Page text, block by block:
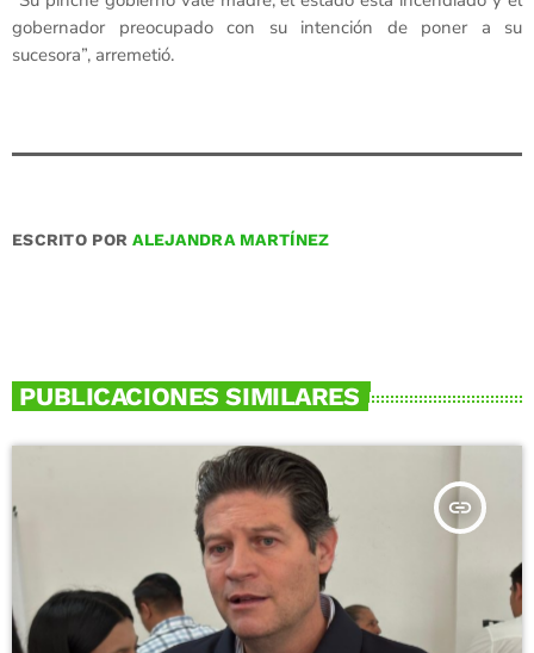
gobernador preocupado con su intención de poner a su
sucesora”, arremetió.
ESCRITO PORALEJANDRA MARTÍNEZ
PUBLICACIONES SIMILARES
insert_link